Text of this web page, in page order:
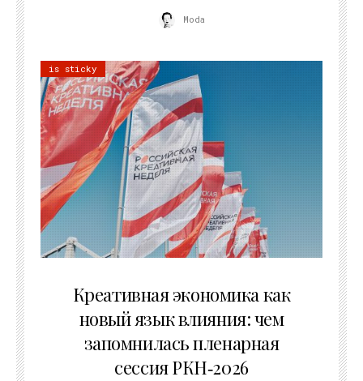
Moda
is sticky
Креативная экономика как
новый язык влияния: чем
запомнилась пленарная
сессия РКН‑2026